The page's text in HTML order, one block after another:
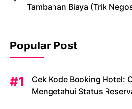
Tambahan Biaya (Trik
Popular Post
Cek Kode Booking Hotel:
Mengetahui Status